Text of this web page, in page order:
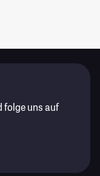
folge uns auf